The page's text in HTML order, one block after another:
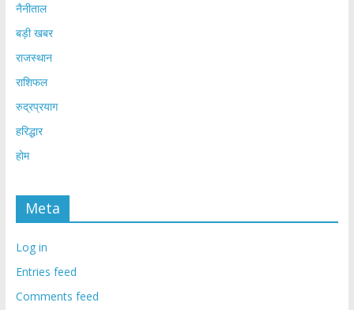
नैनीताल
बड़ी खबर
राजस्थान
राशिफल
रुद्रप्रयाग
हरिद्धार
होम
Meta
Log in
Entries feed
Comments feed